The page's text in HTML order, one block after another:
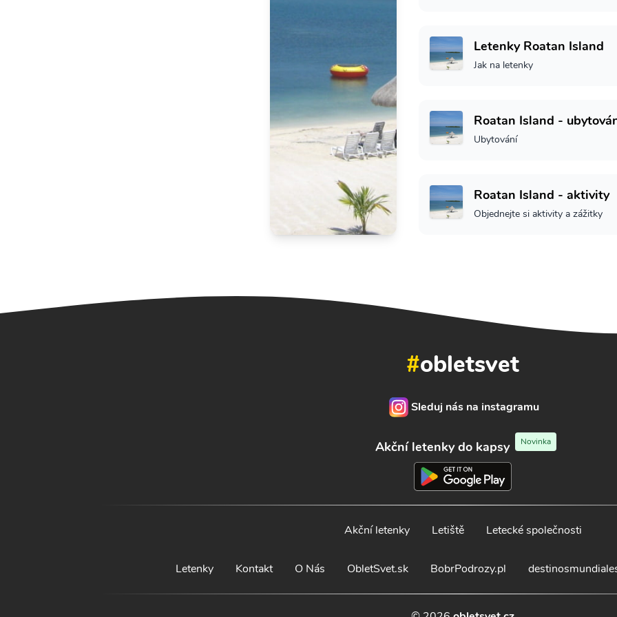
Letenky Roatan Island
Jak na letenky
Roatan Island -
Ubytování
Roatan Island - aktivity
Objednejte si aktivity a zážitky
#obletsvet
Sleduj nás na instagramu
Akční letenky do kapsy Novinka
Akční letenky Letiště Letecké společnosti
Letenky Kontakt O Nás ObletSvet.sk BobrPodrozy.pl